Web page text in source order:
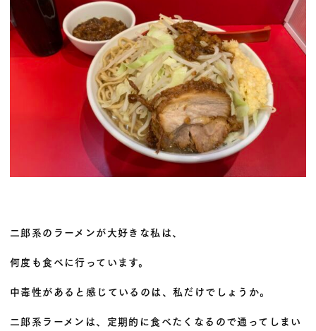
二郎系のラーメンが大好きな私は、
何度も食べに行っています。
中毒性があると感じているのは、私だけでしょうか。
二郎系ラーメンは、定期的に食べたくなるので通ってしまい